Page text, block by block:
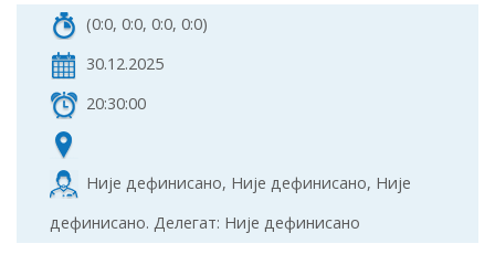
(0:0, 0:0, 0:0, 0:0)
30.12.2025
20:30:00
Није дефинисано, Није дефинисано, Није
дефинисано. Делегат: Није дефинисано